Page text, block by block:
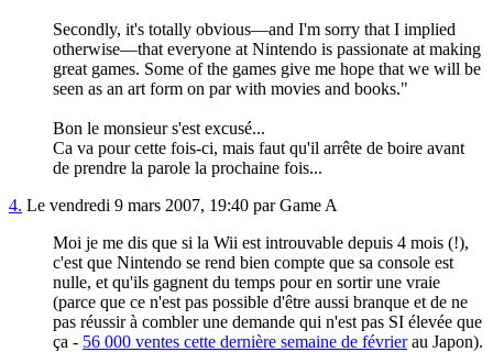
Secondly, it's totally obvious—and I'm sorry that I implied
otherwise—that everyone at Nintendo is passionate at making
great games. Some of the games give me hope that we will be
seen as an art form on par with movies and books."
Bon le monsieur s'est excusé...
Ca va pour cette fois-ci, mais faut qu'il arrête de boire avant
de prendre la parole la prochaine fois...
4. Le vendredi 9 mars 2007, 19:40 par Game A
Moi je me dis que si la Wii est introuvable depuis 4 mois (!),
c'est que Nintendo se rend bien compte que sa console est
nulle, et qu'ils gagnent du temps pour en sortir une vraie
(parce que ce n'est pas possible d'être aussi branque et de ne
pas réussir à combler une demande qui n'est pas SI élevée que
ça - 56 000 ventes cette dernière semaine de févrierau Japon).